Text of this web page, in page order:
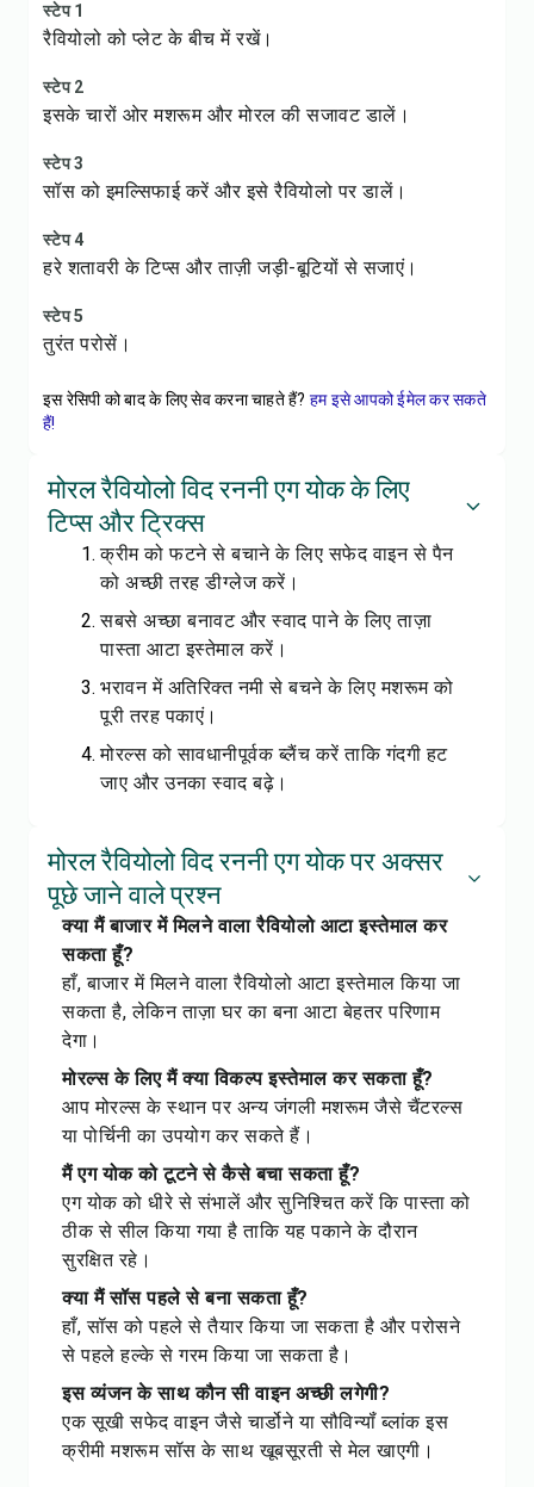
स्टेप 1
रैवियोलो को प्लेट के बीच में रखें।
स्टेप 2
इसके चारों ओर मशरूम और मोरल की सजावट डालें।
स्टेप 3
सॉस को इमल्सिफाई करें और इसे रैवियोलो पर डालें।
स्टेप 4
हरे शतावरी के टिप्स और ताज़ी जड़ी-बूटियों से सजाएं।
स्टेप 5
तुरंत परोसें।
इस रेसिपी को बाद के लिए सेव करना चाहते हैं? हम इसे आपको ईमेल कर सकते
हैं!
मोरल रैवियोलो विद रननी एग योक के लिए
टिप्स और ट्रिक्स
क्रीम को फटने से बचाने के लिए सफेद वाइन से पैन
को अच्छी तरह डीग्लेज करें।
सबसे अच्छा बनावट और स्वाद पाने के लिए ताज़ा
पास्ता आटा इस्तेमाल करें।
भरावन में अतिरिक्त नमी से बचने के लिए मशरूम को
पूरी तरह पकाएं।
मोरल्स को सावधानीपूर्वक ब्लैंच करें ताकि गंदगी हट
जाए और उनका स्वाद बढ़े।
मोरल रैवियोलो विद रननी एग योक पर अक्सर
पूछे जाने वाले प्रश्न
क्या मैं बाजार में मिलने वाला रैवियोलो आटा इस्तेमाल कर
सकता हूँ?
हाँ, बाजार में मिलने वाला रैवियोलो आटा इस्तेमाल किया जा
सकता है, लेकिन ताज़ा घर का बना आटा बेहतर परिणाम
देगा।
मोरल्स के लिए मैं क्या विकल्प इस्तेमाल कर सकता हूँ?
आप मोरल्स के स्थान पर अन्य जंगली मशरूम जैसे चैंटरल्स
या पोर्चिनी का उपयोग कर सकते हैं।
मैं एग योक को टूटने से कैसे बचा सकता हूँ?
एग योक को धीरे से संभालें और सुनिश्चित करें कि पास्ता को
ठीक से सील किया गया है ताकि यह पकाने के दौरान
सुरक्षित रहे।
क्या मैं सॉस पहले से बना सकता हूँ?
हाँ, सॉस को पहले से तैयार किया जा सकता है और परोसने
से पहले हल्के से गरम किया जा सकता है।
इस व्यंजन के साथ कौन सी वाइन अच्छी लगेगी?
एक सूखी सफेद वाइन जैसे चार्डोने या सौविन्यॉं ब्लांक इस
क्रीमी मशरूम सॉस के साथ खूबसूरती से मेल खाएगी।